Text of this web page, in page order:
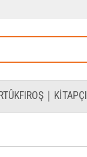
｜KİTAPÇI